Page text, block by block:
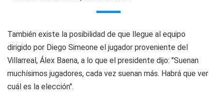
También existe la posibilidad de que llegue al equipo
dirigido por Diego Simeone el jugador proveniente del
Villarreal, Álex Baena, a lo que el presidente dijo: "Suenan
muchísimos jugadores, cada vez suenan más. Habrá que ver
cuál es la elección".